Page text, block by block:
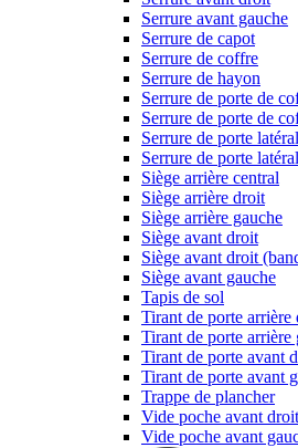
Serrure avant gauche
Serrure de capot
Serrure de coffre
Serrure de hayon
Serrure de porte de
Serrure de porte de
Serrure de porte
Serrure de porte
Siège arrière central
Siège arrière droit
Siège arrière gauche
Siège avant droit
Siège avant droit
Siège avant gauche
Tapis de sol
Tirant de porte arrière
Tirant de porte arrière
Tirant de porte avant
Tirant de porte avant
Trappe de plancher
Vide poche avant droit
Vide poche avant